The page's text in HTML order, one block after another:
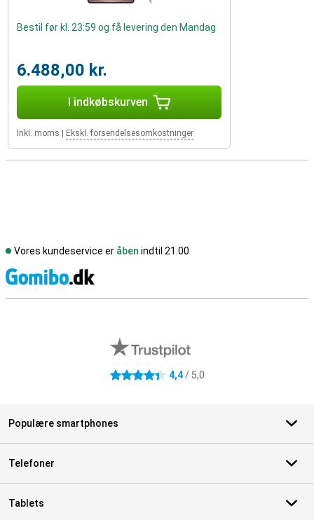
Bestil før kl. 23:59 og få levering den Mandag
6.488,00 kr.
I indkøbskurven
Inkl. moms Ekskl. forsendelsesomkostninger
Vores kundeservice er åben indtil 21.00
4.4 stjerner 4,4/ 5,0
Populære smartphones
Telefoner
Tablets